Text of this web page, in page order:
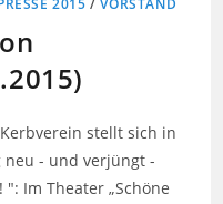
2015 /VORSTAND
stellt sich in
- und verjüngt -
Im Theater „Schöne